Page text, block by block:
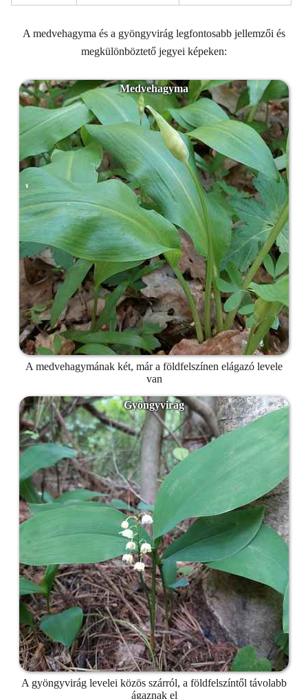
A medvehagyma és a gyöngyvirág legfontosabb jellemzői és
megkülönböztető jegyei képeken:
A medvehagymának két, már a földfelszínen elágazó levele
van
Medvehagyma
A gyöngyvirág levelei közös szárról, a földfelszíntől távolabb
ágaznak el
Gyöngyvirág